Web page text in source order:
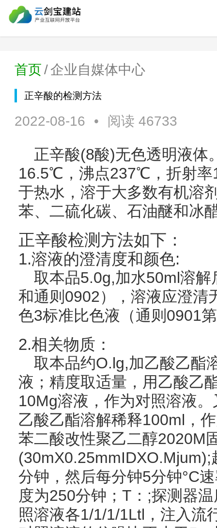
首页/企业自媒体中心
正辛酸的检测方法
2022-08-16 • 阅读 46733
正辛酸(8酸)无色透明液体
16.5℃，沸点237℃，折射
于热水，溶于大多数有机溶
苯、二硫化碳、石油醚和冰
正辛酸检测方法如下：
1.溶液的澄清度和颜色:
取本品5.0g,加水50ml溶
和通则0902），溶液应澄清
色3标准比色液（通则0901
2.相关物质：
取本品约O.lg,加乙酸乙酯
液；精度取适量，用乙酸乙
10Mg溶液，作为对照溶液
乙酸乙酯溶解稀释100ml，
苯二酸改性聚乙二醇2020M
分钟，然后每分钟5分钟°C
度为250分钟；T：;探测器
照溶液各1/1/1/1Ltl，注入流